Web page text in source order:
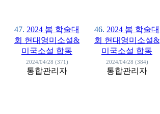
47. 2024 봄 학술대
회 현대영미소설&
미국소설 합동
2024/04/28 (371)
통합관리자
46. 2024 봄 학술대
회 현대영미소설&
미국소설 합동
2024/04/28 (384)
통합관리자